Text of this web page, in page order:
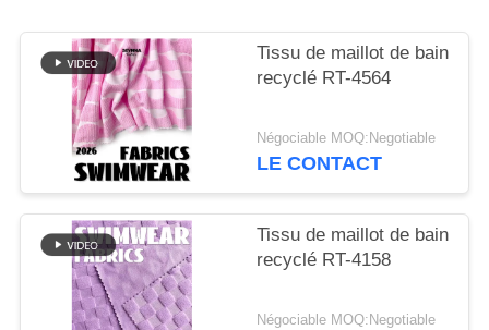
PRIVACY
POLICY
Tissu de maillot de bain
recyclé RT-4564
Négociable MOQ:Negotiable
LE CONTACT
Tissu de maillot de bain
recyclé RT-4158
Négociable MOQ:Negotiable